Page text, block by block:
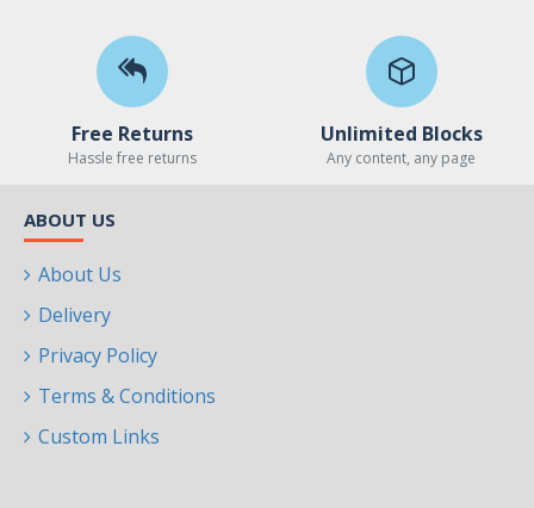
Free Returns
Hassle free returns
Unlimited Blocks
Any content, any page
ABOUT US
About Us
Delivery
Privacy Policy
Terms & Conditions
Custom Links